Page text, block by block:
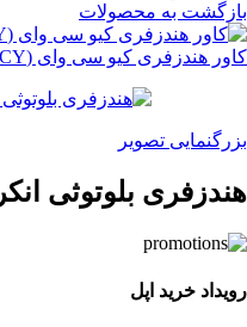
بازگشت به محصولات
کاور هندزفری کیو سی وای (QCY) مدل T13 _ مشکی
بزرگنمایی تصویر
هندزفری بلوتوثی انکر R50i NC مشکی
رویداد خرید اپل